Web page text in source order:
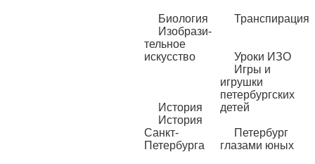
Биология
Транспирация
Изобрази-
тельное
искусство
Уроки ИЗО
История
Игры и
игрушки
петербургских
детей
История
Санкт-
Петербурга
Петербург
глазами юных